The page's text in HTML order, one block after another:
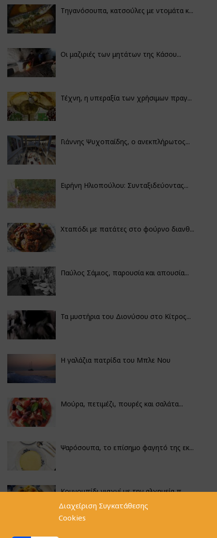
Διαχείριση Συγκατάθεσης
Cookies
Τηγανόσουπα, κατσούλες με ντομάτα κ...
Οι μαζιριές των μητάτων της Κάσου...
Τέχνη, η υπεραξία των χρήσιμων πραγ...
Γιάννης Ψυχοπαίδης, ο ανεκπλήρωτος...
Ειρήνη Ηλιοπούλου: Συνταξιδεύοντας...
Χταπόδι με πατάτες στο φούρνο διανθ...
Παύλος Σάμιος, παρουσία και απουσία...
Τα μυστήρια του Διονύσου στο Κίτρος...
Η γαλάζια πατρίδα του Μπλε Νου
Μούρα, πετιμέζι, πουρές και σαλάτα...
Ψαρόσουπα, το επίσημο φαγητό της εκ...
Κουνουπίδι γιαχνί με την αλχημεία π...